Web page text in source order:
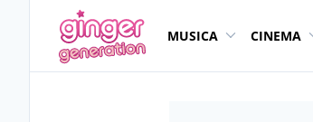
MUSICA CINEMA